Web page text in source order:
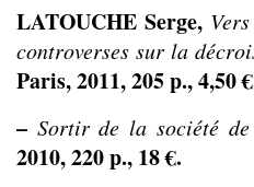
LATOUCHE Serge,
controverses sur la
Paris, 2011, 205 p., 4,50
– Sortir de la société de
2010, 220 p., 18 €.